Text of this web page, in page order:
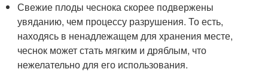
Свежие плоды чеснока скорее подвержены
увяданию, чем процессу разрушения. То есть,
находясь в ненадлежащем для хранения месте,
чеснок может стать мягким и дряблым, что
нежелательно для его использования.